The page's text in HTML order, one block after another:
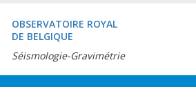
OBSERVATOIRE ROYAL
DE BELGIQUE
Séismologie-Gravimétrie